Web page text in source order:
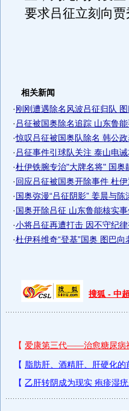
要求吕征立刻向
相关新闻
·刚刚遭遇除名风波吕征归队
· 吕征被国奥除名追踪 山东鲁能
·惊叹吕征被国奥队除名 韩公政
· 吕征事件引球队关注 泰山电诫
·杜伊铁腕专治"大牌名将" 国奥
·回应吕征被国奥开除事件 杜
·国奥弥漫“吕征阴影” 姜晨与陈
·国奥开除吕征 山东鲁能核实
·小将吕征再遭打击 因不守纪律
·杜伊科维奇“登基”国奥 图巴向
搜狐 - 中